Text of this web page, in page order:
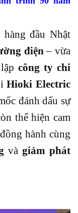
đầu Nhật
điện – vừa
công ty chi
Hioki Electric
đánh dấu sự
thể hiện cam
hành cùng
và giảm phát